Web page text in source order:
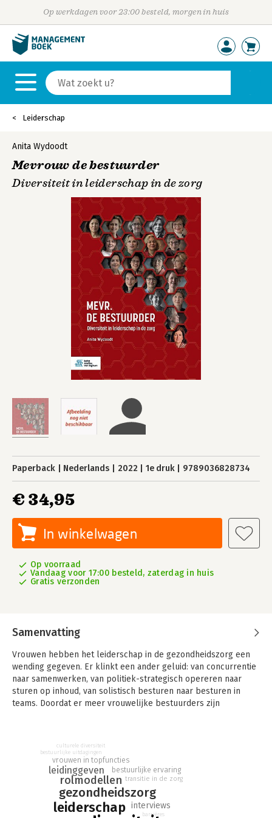
Op werkdagen voor 23:00 besteld, morgen in huis
Leiderschap
Anita Wydoodt
Mevrouw de bestuurder
Diversiteit in leiderschap in de zorg
Paperback Nederlands 2022 1e druk 9789036828734
€ 34,95
In winkelwagen
Op voorraad
Vandaag voor 17:00 besteld, zaterdag in huis
Gratis verzonden
Samenvatting
Vrouwen hebben het leiderschap in de gezondheidszorg een
wending gegeven. Er klinkt een ander geluid: van concurrentie
naar samenwerken, van politiek-strategisch opereren naar
sturen op inhoud, van solistisch besturen naar besturen in
teams. Doordat er meer vrouwelijke bestuurders zijn
In dit boek delen twintig vrouwelijke zorgbestuurders hun
persoonlijke ervaringen. Vrouwelijke bestuurders van het
eerste uur, zij-instromers uit de politiek en het bedrijfsleven,
vrouwen met een bi-culturele achtergrond én de nieuwe
generatie vertellen aan zorgbestuurder Anita Wydoodt
openhartig over hun loopbaan, de barrières en vooroordelen
leiderschap
gezondheidszorg
rolmodellen
leidinggeven
interviews
vrouwen in topfuncties
bestuurlijke ervaring
transitie in de zorg
barrières
bestuurlijke uitdagingen
culturele diversiteit